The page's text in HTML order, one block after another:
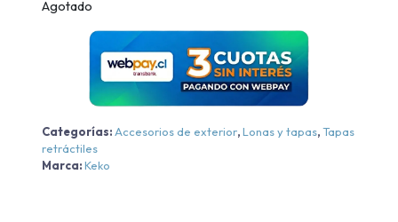
Agotado
Categorías:Accesorios de exterior,Lonas y tapas,Tapas
retráctiles
Marca:Keko